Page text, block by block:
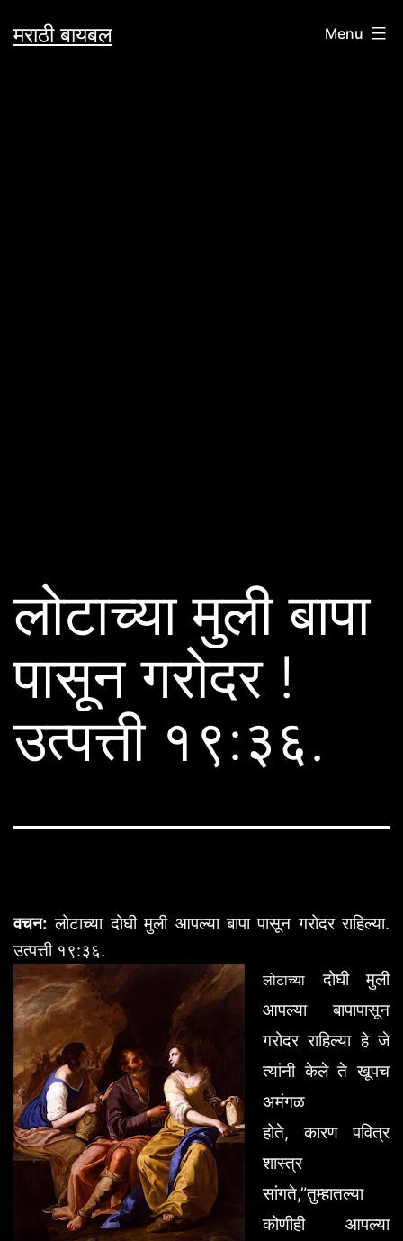
toमराठी बायबल Menu
लोटाच्या मुली बापा
पासून गरोदर !
उत्पत्ती १९:३६.
वचन: लोटाच्या दोघी मुली आपल्या बापा पासून गरोदर राहिल्या.
उत्पत्ती १९:३६.
लोटाच्या दोघी
मुली
आपल्या
बापापासून
गरोदर राहिल्या हे जे
त्यांनी केले ते खूपच
अमंगळ
होते,कारण
पवित्र
शास्त्र
सांगते,”तुम्हातल्या
कोणीही
आपल्या